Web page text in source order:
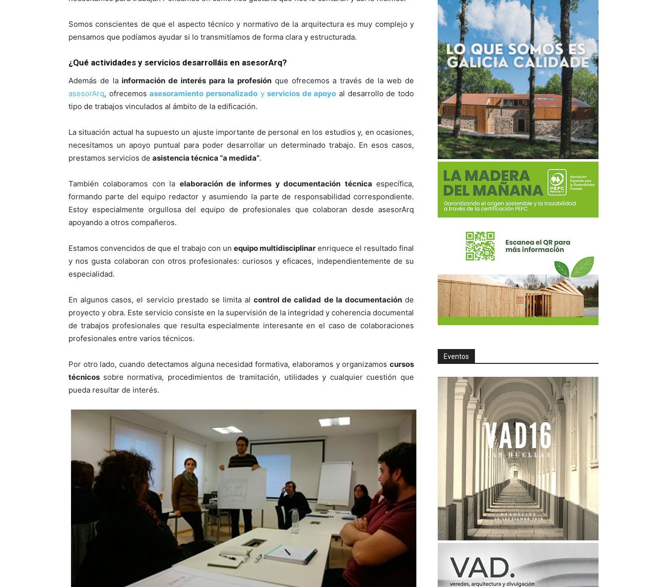
Somos conscientes de que el aspecto técnico y normativo de la arquitectura es muy complejo y
pensamos que podíamos ayudar si lo transmitíamos de forma clara y estructurada.
¿Qué actividades y servicios desarrolláis en asesorArq?
Además de lainformación de interés para la profesión que ofrecemos a través de la web de
asesorArq, ofrecemosasesoramiento personalizadoyservicios de apoyo al desarrollo de todo
tipo de trabajos vinculados al ámbito de la edificación.
La situación actual ha supuesto un ajuste importante de personal en los estudios y, en ocasiones,
necesitamos un apoyo puntual para poder desarrollar un determinado trabajo. En esos casos,
prestamos servicios de asistencia técnica “a medida”.
También colaboramos con la elaboración de informes y documentación técnica específica,
formando parte del equipo redactor y asumiendo la parte de responsabilidad correspondiente.
Estoy especialmente orgullosa del equipo de profesionales que colaboran desde asesorArq
apoyando a otros compañeros.
Estamos convencidos de que el trabajo con un equipo multidisciplinar enriquece el resultado final
y nos gusta colaboran con otros profesionales: curiosos y eficaces, independientemente de su
especialidad.
En algunos casos, el servicio prestado se limita alcontrol de calidad de la documentaciónde
proyecto y obra. Este servicio consiste en la supervisión de la integridad y coherencia documental
de trabajos profesionales que resulta especialmente interesante en el caso de colaboraciones
profesionales entre varios técnicos.
Por otro lado, cuando detectamos alguna necesidad formativa, elaboramos y organizamos cursos
técnicos sobre normativa, procedimientos de tramitación, utilidades y cualquier cuestión que
pueda resultar de interés.
Eventos